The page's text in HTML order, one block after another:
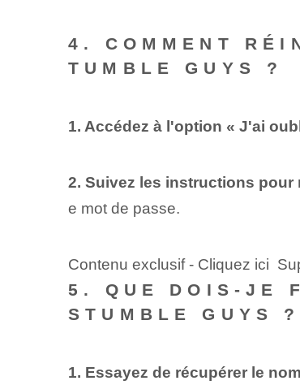
4. COMMENT
TUMBLE GUYS ?
1. Accédez à l'option « J'ai
2. Suivez les instructions pour
e mot de passe.
Contenu exclusif - Cliquez ici
5. QUE DOIS-JE
STUMBLE GUYS ?
1. Essayez de récupérer le